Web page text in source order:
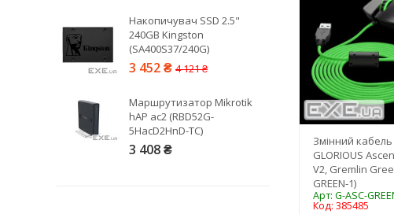
Змінний
GLORIOUS
V2, Gremlin
GREEN-1)
Арт: G-ASC-
Код: 385485
Накопичувач SSD 2.5"
240GB Kingston
(SA400S37/240G)
3 452 ₴ 4 121 ₴
Маршрутизатор Mikrotik
hAP ac2 (RBD52G-
5HacD2HnD-TC)
3 408 ₴